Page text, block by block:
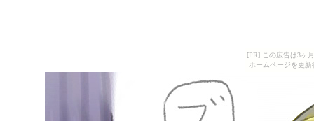
[PR] この広告は3ヶ
ホームページを更